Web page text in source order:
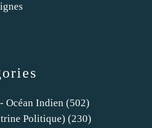
Océan Indien (502)
Politique) (230)